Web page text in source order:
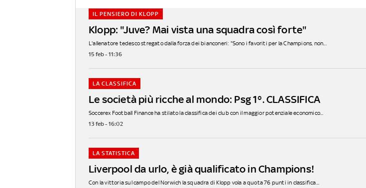
Klopp: "Juve? Mai vista una squadra così forte"
IL PENSIERO DI KLOPP
L'allenatore tedesco stregato dalla forza dei bianconeri: "Sono i favoriti per la Champions, non...
15 feb - 11:36
Le società più ricche al mondo: Psg 1°. CLASSIFICA
LA CLASSIFICA
Soccerex Football Finance ha stilato la classifica dei club con il maggior potenziale economico...
13 feb - 16:02
Liverpool da urlo, è già qualificato in Champions!
LA STATISTICA
Con la vittoria sul campo del Norwich la squadra di Klopp vola a quota 76 punti in classifica...